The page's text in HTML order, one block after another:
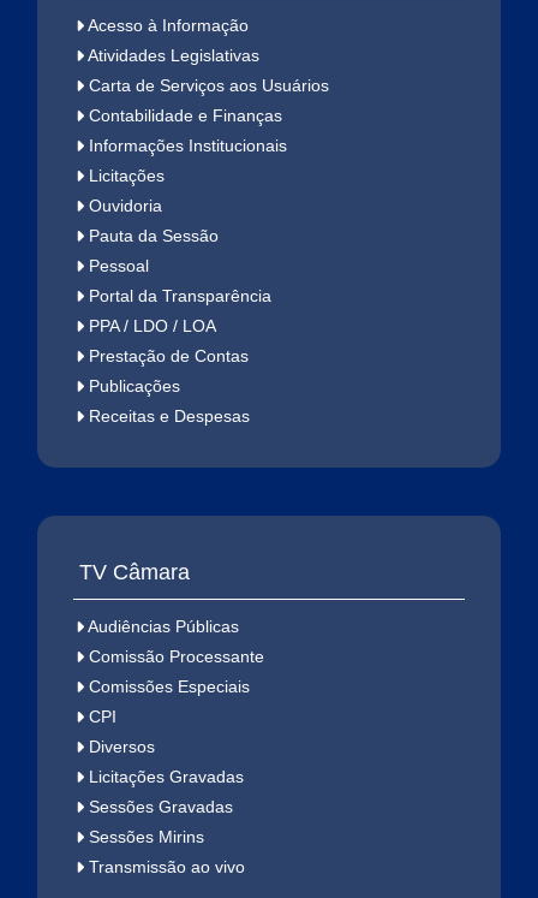
Acesso à Informação
Atividades Legislativas
Carta de Serviços aos Usuários
Contabilidade e Finanças
Informações Institucionais
Licitações
Ouvidoria
Pauta da Sessão
Pessoal
Portal da Transparência
PPA / LDO / LOA
Prestação de Contas
Publicações
Receitas e Despesas
TV Câmara
Audiências Públicas
Comissão Processante
Comissões Especiais
CPI
Diversos
Licitações Gravadas
Sessões Gravadas
Sessões Mirins
Transmissão ao vivo